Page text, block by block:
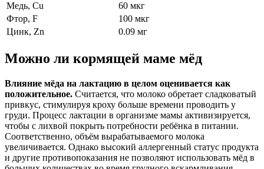
Медь, Cu
60 мкг
Фтор, F
100 мкг
Цинк, Zn
0.09 мг
Можно ли кормящей маме мёд
Влияние мёда на лактацию в целом оценивается как
положительное. Считается, что молоко обретает сладковатый
привкус, стимулируя кроху больше времени проводить у
груди. Процесс лактации в организме мамы активизируется,
чтобы с лихвой покрыть потребности ребёнка в питании.
Соответственно, объём вырабатываемого молока
увеличивается. Однако высокий аллергенный статус продукта
и другие противопоказания не позволяют использовать мёд в